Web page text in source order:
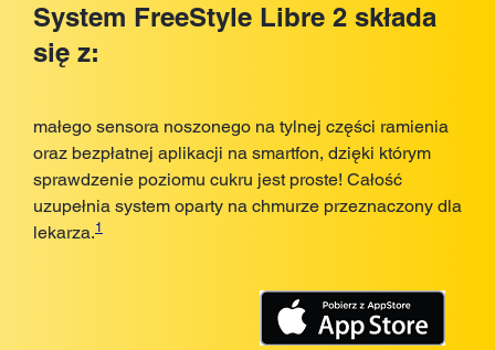
System FreeStyle Libre 2 składa
się z:
małego sensora noszonego na tylnej części ramienia
oraz bezpłatnej aplikacji na smartfon, dzięki którym
sprawdzenie poziomu cukru jest proste! Całość
uzupełnia system oparty na chmurze przeznaczony dla
lekarza.1